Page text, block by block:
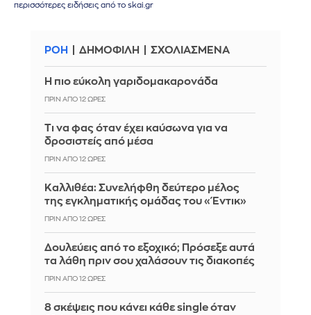
περισσότερες ειδήσεις από το skai.gr
ΡΟΗ ΔΗΜΟΦΙΛΗ ΣΧΟΛΙΑΣΜΕΝΑ
Η πιο εύκολη γαριδομακαρονάδα
ΠΡΙΝ ΑΠΌ 12 ΏΡΕΣ
Τι να φας όταν έχει καύσωνα για να
δροσιστείς από μέσα
ΠΡΙΝ ΑΠΌ 12 ΏΡΕΣ
Καλλιθέα: Συνελήφθη δεύτερο μέλος
της εγκληματικής ομάδας του «Έντικ»
ΠΡΙΝ ΑΠΌ 12 ΏΡΕΣ
Δουλεύεις από το εξοχικό; Πρόσεξε αυτά
τα λάθη πριν σου χαλάσουν τις διακοπές
ΠΡΙΝ ΑΠΌ 12 ΏΡΕΣ
8 σκέψεις που κάνει κάθε single όταν